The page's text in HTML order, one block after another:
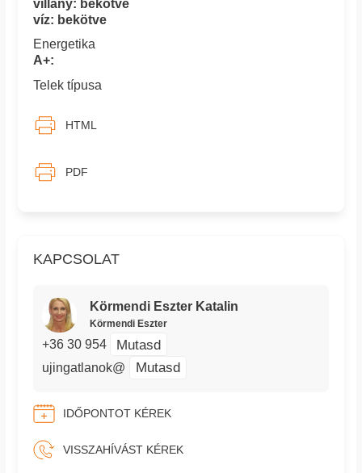
KAPCSOLAT
Körmendi Eszter Katalin
Körmendi Eszter
+36 30 954 Mutasd
ujingatlanok@ Mutasd
IDŐPONTOT KÉREK
VISSZAHÍVÁST KÉREK
villany: bekötve
víz: bekötve
Energetika
A+:
Telek típusa
HTML
PDF